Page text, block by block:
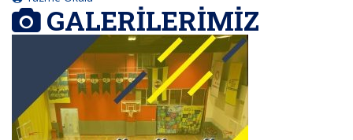
GALERİLERİMİZ